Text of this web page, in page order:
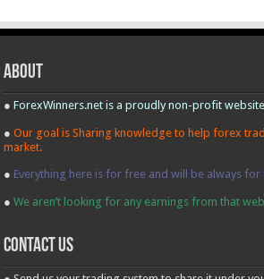
About
●ForexWinners.net is a proudly non-profit
●Our goal is Sharing knowledge to help forex
market.
● Everything here is for free and will be always for
●We aren’t looking for any earnings from that
contact us